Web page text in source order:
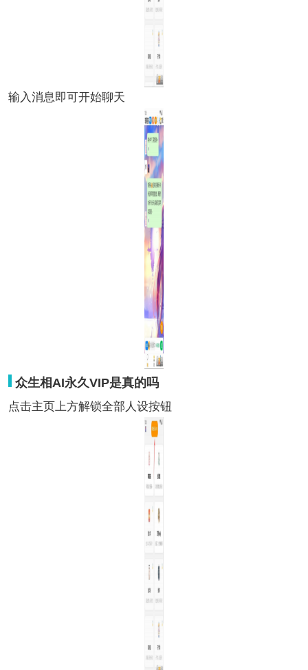
输入消息即可开始聊天
众生相AI永久VIP是真的吗
点击主页上方解锁全部人设按钮